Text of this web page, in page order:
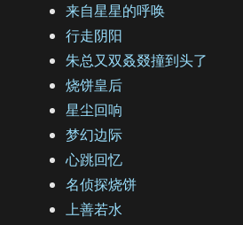
来自星星的呼唤
行走阴阳
朱总又双叒叕撞到头了
烧饼皇后
星尘回响
梦幻边际
心跳回忆
名侦探烧饼
上善若水